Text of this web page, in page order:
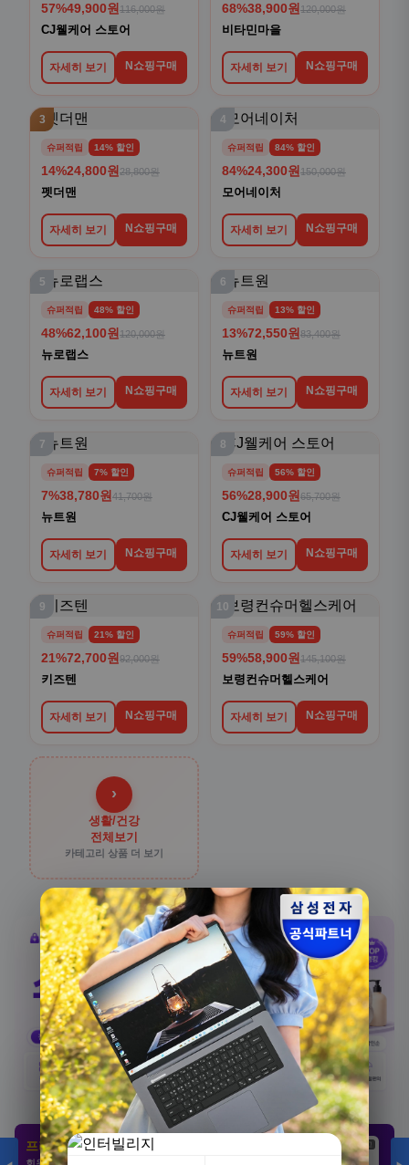
57%49,900원 116,000원
CJ웰케어 스토어
자세히 보기 N쇼핑구매
68%38,900원 120,000원
비타민마을
자세히 보기 N쇼핑구매
3
슈퍼적립 14% 할인
14%24,800원 28,800원
펫더맨
자세히 보기 N쇼핑구매
4
슈퍼적립 84% 할인
84%24,300원 150,000원
모어네이처
자세히 보기 N쇼핑구매
5
슈퍼적립 48% 할인
48%62,100원 120,000원
뉴로랩스
자세히 보기 N쇼핑구매
6
슈퍼적립 13% 할인
13%72,550원 83,400원
뉴트원
자세히 보기 N쇼핑구매
7
슈퍼적립 7% 할인
7%38,780원 41,700원
뉴트원
자세히 보기 N쇼핑구매
8
슈퍼적립 56% 할인
56%28,900원 65,700원
CJ웰케어 스토어
자세히 보기 N쇼핑구매
9
슈퍼적립 21% 할인
21%72,700원 92,000원
키즈텐
자세히 보기 N쇼핑구매
10
슈퍼적립 59% 할인
59%58,900원 145,100원
보령컨슈머헬스케어
자세히 보기 N쇼핑구매
›
생활/건강
전체보기
카테고리 상품 더 보기
프리미엄 제휴 사이트 광고
[3+1] 동국제약 마이핏 V 활성엽산 임신준비 임산
부영양 30정, 4개
100,000원